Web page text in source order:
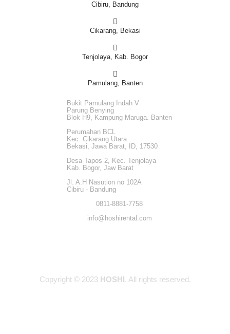
Cibiru, Bandung
Cikarang, Bekasi
Tenjolaya, Kab. Bogor
Pamulang, Banten
Bukit Pamulang Indah V
Parung Benying
Blok H9, Kampung Maruga. Banten
Perumahan BCL
Kec. Cikarang Utara
Bekasi, Jawa Barat, ID, 17530
Desa Tapos 2, Kec. Tenjolaya
Kab. Bogor, Jaw Barat
Jl. A.H Nasution no 102A
Cibiru - Bandung
0811-8881-7758
info@hoshirental.com
Copyright © 2023 HOSHI. All rights reserved.